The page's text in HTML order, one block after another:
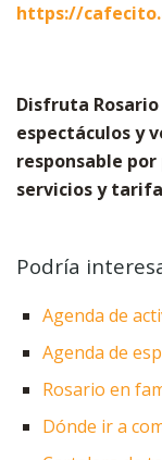
https://
Disfruta
espectáculos y
responsable
servicios y
Podría
Agenda de
Agenda de
Rosario en
Dónde ir a